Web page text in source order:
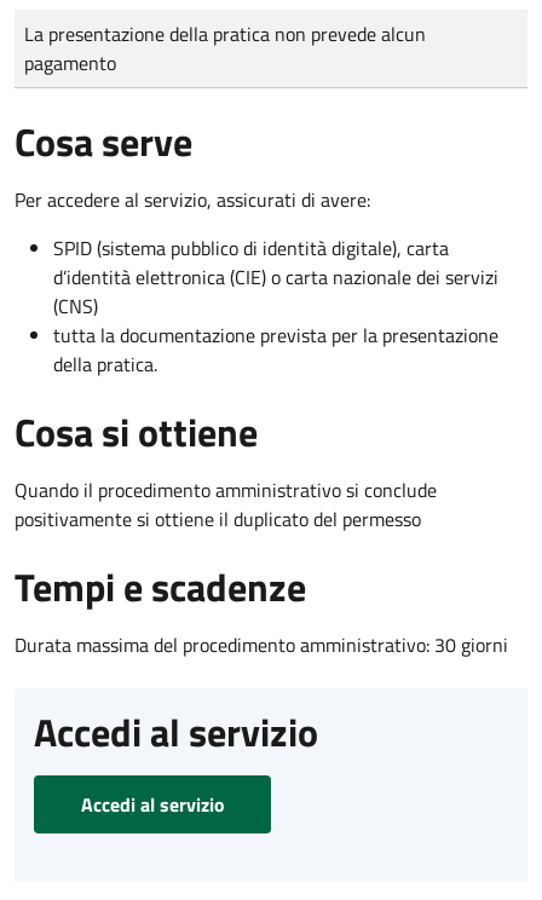
Tipo di pagamento
Importo
La presentazione della pratica non prevede alcun
pagamento
Cosa serve
Per accedere al servizio, assicurati di avere:
SPID (sistema pubblico di identità digitale), carta
d’identità elettronica (CIE) o carta nazionale dei servizi
(CNS)
tutta la documentazione prevista per la presentazione
della pratica.
Cosa si ottiene
Quando il procedimento amministrativo si conclude
positivamente si ottiene il duplicato del permesso
Tempi e scadenze
Durata massima del procedimento amministrativo: 30 giorni
Accedi al servizio
Accedi al servizio